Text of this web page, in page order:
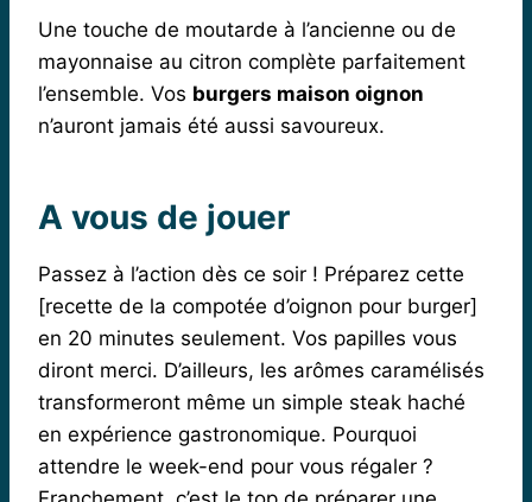
Une touche de moutarde à l’ancienne ou de
mayonnaise au citron complète parfaitement
l’ensemble. Vos burgers maison oignon
n’auront jamais été aussi savoureux.
A vous de jouer
Passez à l’action dès ce soir ! Préparez cette
[recette de la compotée d’oignon pour burger]
en 20 minutes seulement. Vos papilles vous
diront merci. D’ailleurs, les arômes caramélisés
transformeront même un simple steak haché
en expérience gastronomique. Pourquoi
attendre le week-end pour vous régaler ?